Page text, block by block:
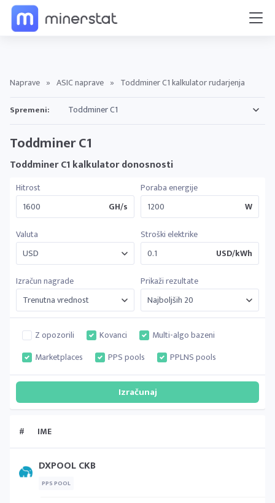
Naprave » ASIC naprave » Toddminer C1 kalkulator rudarjenja
Spremeni:
Toddminer C1
Toddminer C1 kalkulator donosnosti
Hitrost
GH/s
Poraba energije
W
Valuta
Stroški elektrike
USD/kWh
Izračun nagrade
Prikaži rezultate
Z opozorili Kovanci
Multi-algo bazeni
Marketplaces
PPS pools PPLNS pools
# IME
DXPOOL CKB
PPS POOL